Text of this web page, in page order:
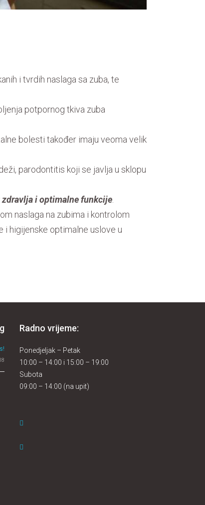
i tvrdih naslaga sa zuba, te
potpornog tkiva zuba
bolesti također imaju veoma velik
parodontitis koji se javlja u sklopu
i optimalne funkcije
naslaga na zubima i kontrolom
higijenske optimalne uslove u
Radno vrijeme:
Ponedjeljak – Petak
10:00 – 14:00 i 15:00 – 19:00
Subota
09:00 – 14:00 (na upit)